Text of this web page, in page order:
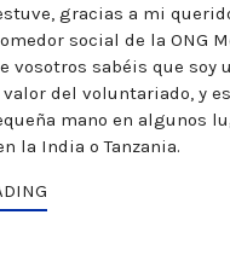
gracias a mi
social de la ONG
vosotros sabéis que soy
del voluntariado, y
mano en algunos
la India o Tanzania.